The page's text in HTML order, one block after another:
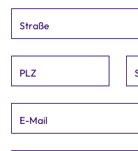
Straße
PLZ
E-Mail